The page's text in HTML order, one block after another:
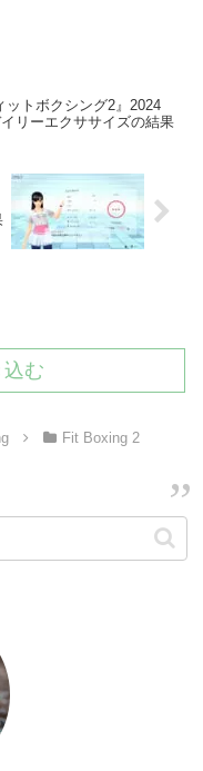
ットボクシング2』2024
リーエクササイズの結果
込む
Fit Boxing 2